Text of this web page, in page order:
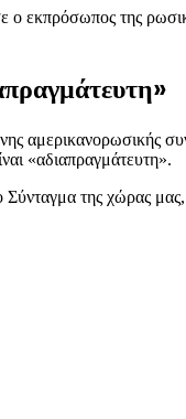
ο εκπρόσωπος της
αμερικανορωσικής
«αδιαπραγμάτευτη».
της χώρας